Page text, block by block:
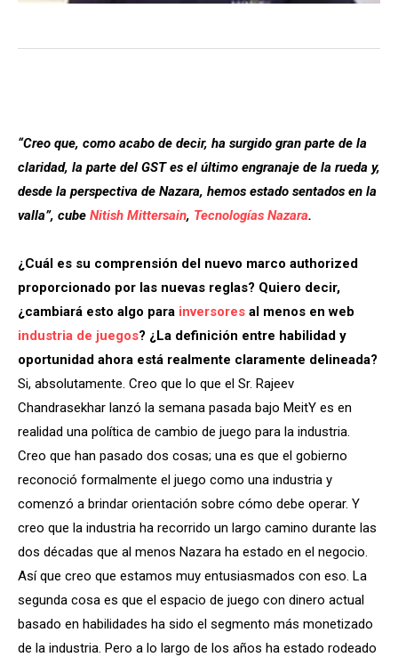
“Creo que, como acabo de decir, ha surgido gran parte de la
claridad, la parte del GST es el último engranaje de la rueda y,
desde la perspectiva de Nazara, hemos estado sentados en la
valla”, cube Nitish Mittersain, Tecnologías Nazara.
¿Cuál es su comprensión del nuevo marco authorized
proporcionado por las nuevas reglas? Quiero decir,
¿cambiará esto algo para inversores al menos en web
industria de juegos? ¿La definición entre habilidad y
oportunidad ahora está realmente claramente delineada?
Si, absolutamente. Creo que lo que el Sr. Rajeev
Chandrasekhar lanzó la semana pasada bajo MeitY es en
realidad una política de cambio de juego para la industria.
Creo que han pasado dos cosas; una es que el gobierno
reconoció formalmente el juego como una industria y
comenzó a brindar orientación sobre cómo debe operar. Y
creo que la industria ha recorrido un largo camino durante las
dos décadas que al menos Nazara ha estado en el negocio.
Así que creo que estamos muy entusiasmados con eso. La
segunda cosa es que el espacio de juego con dinero actual
basado en habilidades ha sido el segmento más monetizado
de la industria. Pero a lo largo de los años ha estado rodeado